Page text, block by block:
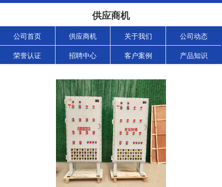
供应商机
公司首页 供应商机 关于我们 公司动态
荣誉认证 招聘中心 客户案例 产品知识